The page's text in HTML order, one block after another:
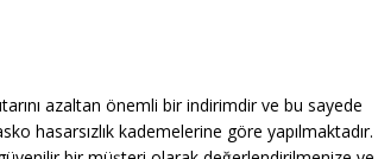
azaltan önemli bir indirimdir ve bu sayede
hasarsızlık kademelerine göre yapılmaktadır.